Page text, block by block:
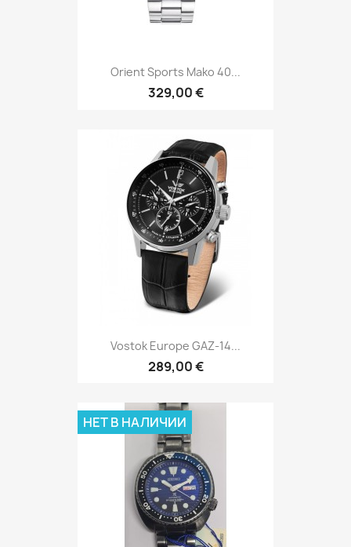
Orient Sports Mako 40...
329,00 €
Vostok Europe GAZ-14...
289,00 €
НЕТ В НАЛИЧИИ